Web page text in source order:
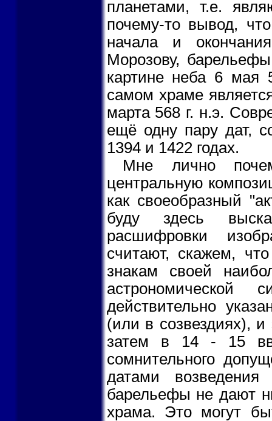
планетами, т.е.
почему-то вывод,
начала и
Морозову,
картине неба 6 мая
самом храме
марта 568 г. н.э.
ещё одну пару дат,
1394 и 1422 годах.
Мне лично
центральную
как своеобразный
буду здесь
расшифровки
считают, скажем,
знакам своей
действительно
(или в созвездиях),
затем в 14 - 15
сомнительного
датами
барельефы не дают
храма. Это могут